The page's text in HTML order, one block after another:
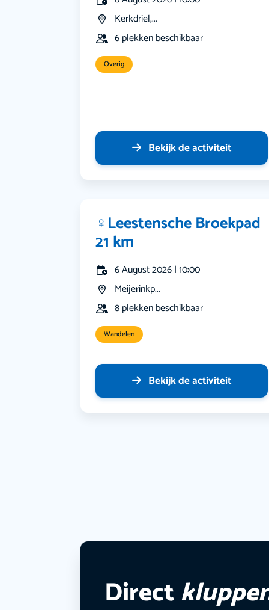
Kerkdriel,...
6 plekken beschikbaar
Overig
Bekijk de activiteit
‍♀️Leestensche Broekpad
21 km
6 August 2026 | 10:00
Meijerinkp...
8 plekken beschikbaar
Wandelen
Bekijk de activiteit
Direct